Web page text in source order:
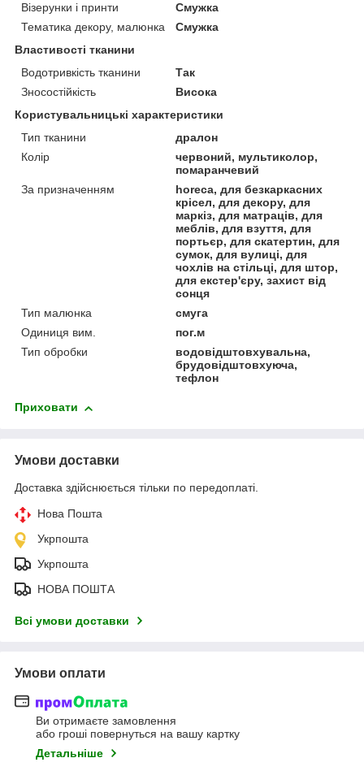
Візерунки і принти
Смужка
Тематика декору, малюнка
Смужка
Властивості тканини
Водотривкість тканини
Так
Зносостійкість
Висока
Користувальницькі характеристики
Тип тканини
дралон
Колір
червоний, мультиколор,
помаранчевий
За призначенням
horeca, для безкаркасних
крісел, для декору, для
маркіз, для матраців, для
меблів, для взуття, для
портьєр, для скатертин, для
сумок, для вулиці, для
чохлів на стільці, для штор,
для екстер'єру, захист від
сонця
Тип малюнка
смуга
Одиниця вим.
пог.м
Тип обробки
водовідштовхувальна,
брудовідштовхуюча,
тефлон
Приховати
Умови доставки
Доставка здійснюється тільки по передоплаті.
Нова Пошта
Укрпошта
Укрпошта
НОВА ПОШТА
Всі умови доставки
Умови оплати
Ви отримаєте замовлення
або гроші повернуться на вашу картку
Детальніше